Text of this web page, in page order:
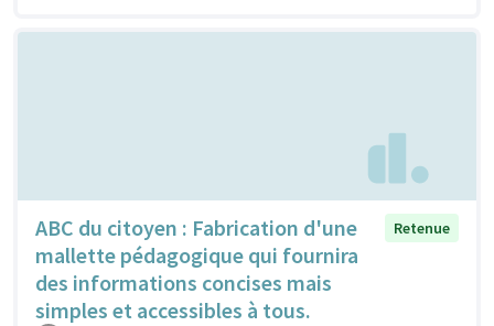
ABC du citoyen : Fabrication d'une
mallette pédagogique qui fournira
des informations concises mais
simples et accessibles à tous.
Retenue